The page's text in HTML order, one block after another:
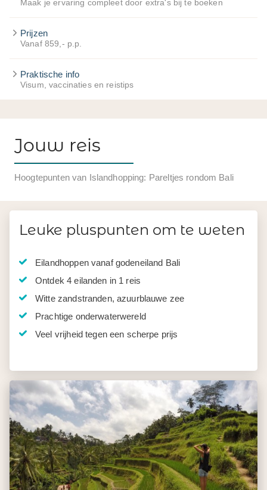
Maak je ervaring compleet door extra's bij te boeken
Prijzen
Vanaf 859,- p.p.
Praktische info
Visum, vaccinaties en reistips
Jouw reis
Hoogtepunten van Islandhopping: Pareltjes rondom Bali
Leuke pluspunten om te weten
Eilandhoppen vanaf godeneiland Bali
Ontdek 4 eilanden in 1 reis
Witte zandstranden, azuurblauwe zee
Prachtige onderwaterwereld
Veel vrijheid tegen een scherpe prijs